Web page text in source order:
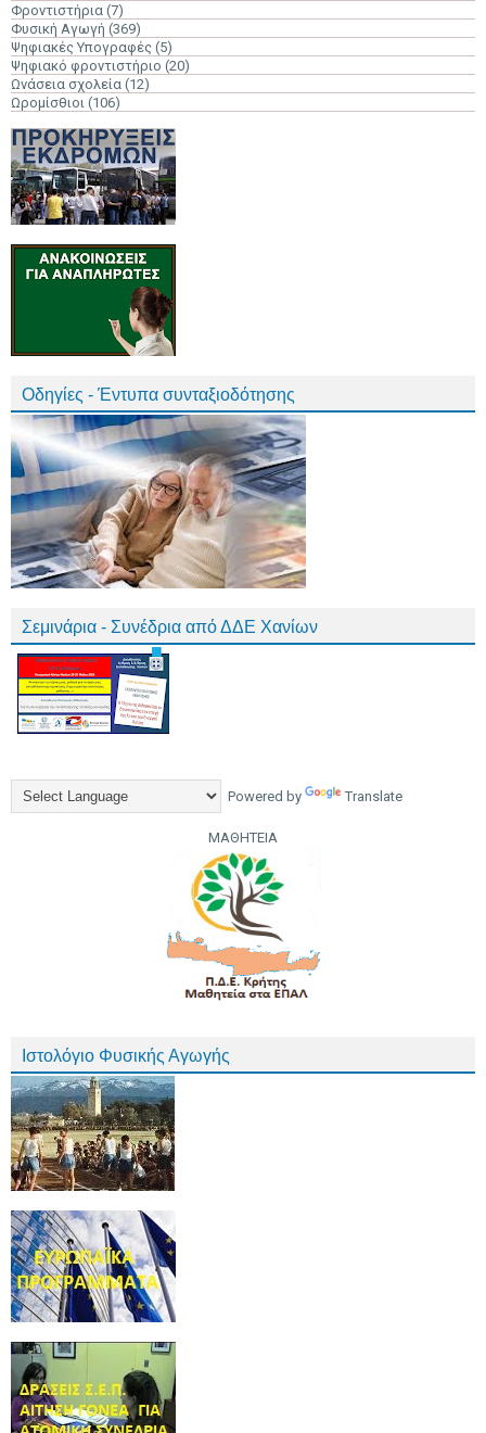
Φροντιστήρια (7)
Φυσική Αγωγή (369)
Ψηφιακές Υπογραφές (5)
Ψηφιακό φροντιστήριο (20)
Ωνάσεια σχολεία (12)
Ωρομίσθιοι (106)
Οδηγίες - Έντυπα συνταξιοδότησης
Σεμινάρια - Συνέδρια από ΔΔΕ Χανίων
Powered by Translate
ΜΑΘΗΤΕΙΑ
Ιστολόγιο Φυσικής Αγωγής